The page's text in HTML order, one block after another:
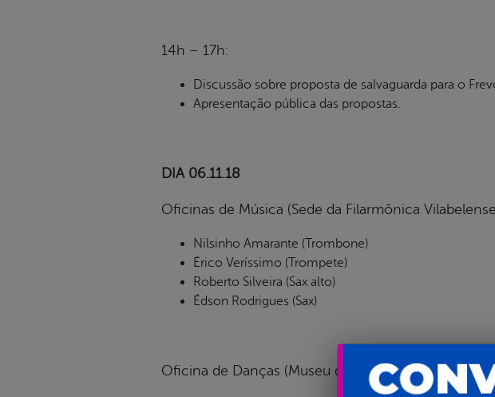
14h – 17h:
Discussão sobre proposta de salvaguarda para o
Apresentação pública das propostas.
DIA 06.11.18
Oficinas de Música (Sede da Filarmônica
Nilsinho Amarante (Trombone)
Érico Veríssimo (Trompete)
Roberto Silveira (Sax alto)
Édson Rodrigues (Sax)
Oficina de Danças (Museu do Cangaço):